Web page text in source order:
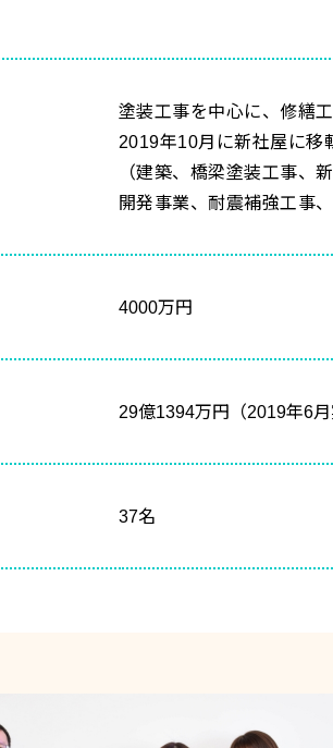
塗装工事を中心に、修繕
2019年10月に新社屋に移
（建築、橋梁塗装工事、
開発事業、耐震補強工事
4000万円
29億1394万円（2019年6
37名